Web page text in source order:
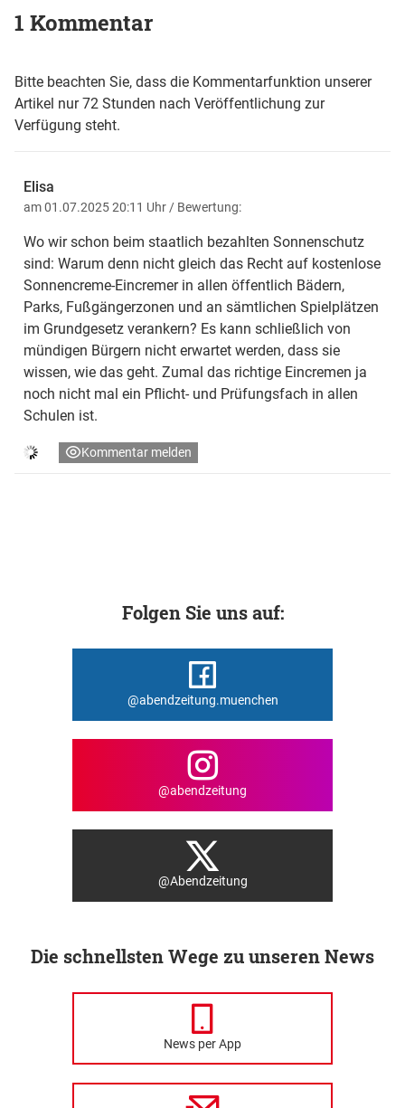
1 Kommentar
Bitte beachten Sie, dass die Kommentarfunktion unserer
Artikel nur 72 Stunden nach Veröffentlichung zur
Verfügung steht.
Elisa
am 01.07.2025 20:11 Uhr / Bewertung:
Wo wir schon beim staatlich bezahlten Sonnenschutz
sind: Warum denn nicht gleich das Recht auf kostenlose
Sonnencreme-Eincremer in allen öffentlich Bädern,
Parks, Fußgängerzonen und an sämtlichen Spielplätzen
im Grundgesetz verankern? Es kann schließlich von
mündigen Bürgern nicht erwartet werden, dass sie
wissen, wie das geht. Zumal das richtige Eincremen ja
noch nicht mal ein Pflicht- und Prüfungsfach in allen
Schulen ist.
Kommentar melden
Folgen Sie uns auf:
@abendzeitung.muenchen
@abendzeitung
@Abendzeitung
Die schnellsten Wege zu unseren News
News per App